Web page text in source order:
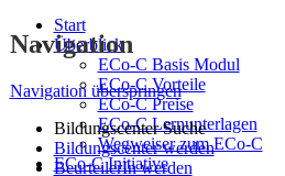
Start
Überblick
ECo-C Basis Modul
ECo-C Vorteile
ECo-C Preise
ECo-C Lernunterlagen
Wegweiser zum ECo-C
ECo-C Initiative
Navigation
Navigation überspringen
Bildungscenter Suche
Bildungscenter werden
BeurteilerIn werden